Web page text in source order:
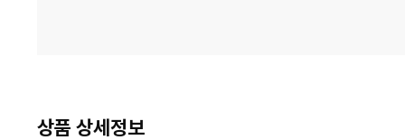
상품 상세정보